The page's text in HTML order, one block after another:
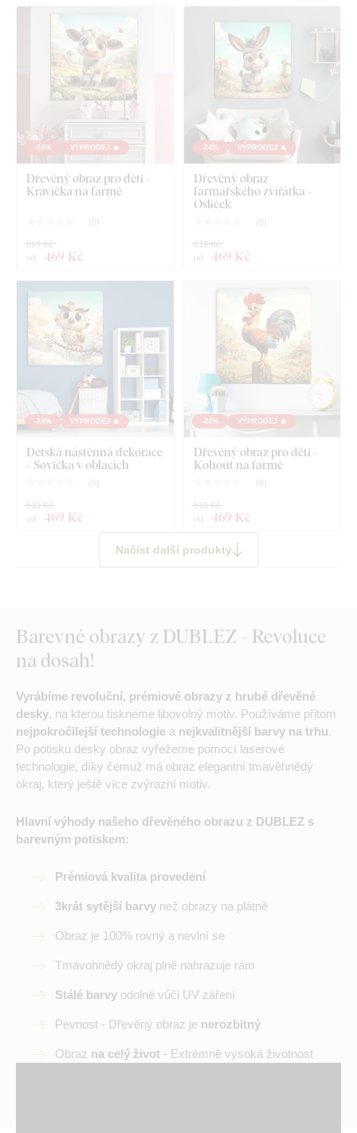
-24% VÝPRODEJ 🔥
Dřevěný obraz pro děti -
Kravička na farmě
( 0)
od 469 Kč
619 Kč
-24% VÝPRODEJ 🔥
Dřevěný obraz
farmářského zvířátka -
Osliček
( 0)
od 469 Kč
619 Kč
-24% VÝPRODEJ 🔥
Dětská nástěnná dekorace
- Sovička v oblacích
( 0)
od 469 Kč
619 Kč
-24% VÝPRODEJ 🔥
Dřevěný obraz pro děti -
Kohout na farmě
( 0)
od 469 Kč
619 Kč
Načíst další produkty
Barevné obrazy z DUBLEZ - Revoluce
na dosah!
Vyrábíme revoluční, prémiové obrazy z hrubé dřevěné
desky, na kterou tiskneme libovolný motiv. Používáme přitom
nejpokročilejší technologie a nejkvalitnější barvy na trhu.
Po potisku desky obraz vyřežeme pomocí laserové
technologie, díky čemuž má obraz elegantní tmavěhnědý
okraj, který ještě více zvýrazní motiv.
Hlavní výhody našeho dřevěného obrazu z DUBLEZ s
barevným potiskem:
Prémiová kvalita provedení
3krát sytější barvy než obrazy na plátně
Obraz je 100% rovný a nevlní se
Tmavohnědý okraj plně nahrazuje rám
Stálé barvy odolné vůči UV záření
Pevnost - Dřevěný obraz je nerozbitný
Obraz na celý život - Extrémně vysoká životnost